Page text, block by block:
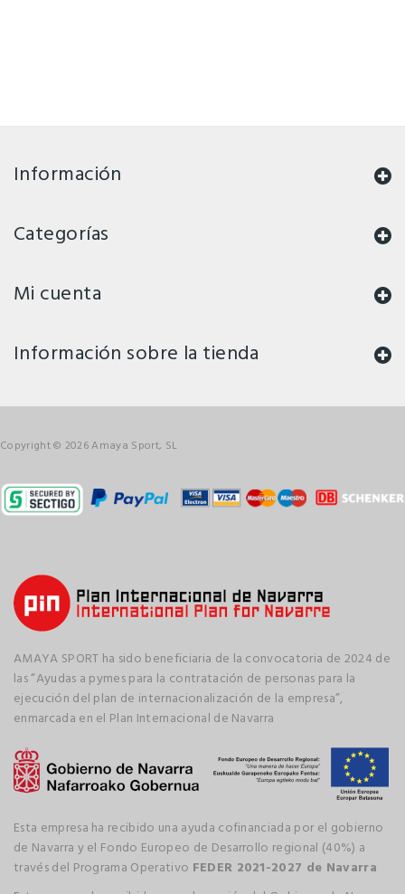
Información
Categorías
Mi cuenta
Información sobre la tienda
Copyright © 2026 Amaya Sport, SL
AMAYA SPORT ha sido beneficiaria de la convocatoria de 2024 de
las “Ayudas a pymes para la contratación de personas para la
ejecución del plan de internacionalización de la empresa”,
enmarcada en el Plan Internacional de Navarra
Esta empresa ha recibido una ayuda cofinanciada por el gobierno
de Navarra y el Fondo Europeo de Desarrollo regional (40%) a
través del Programa Operativo FEDER 2021-2027 de Navarra